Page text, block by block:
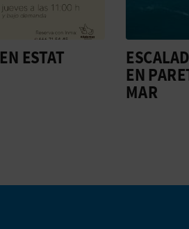
ESCALADA
EN PARETS DAVANT